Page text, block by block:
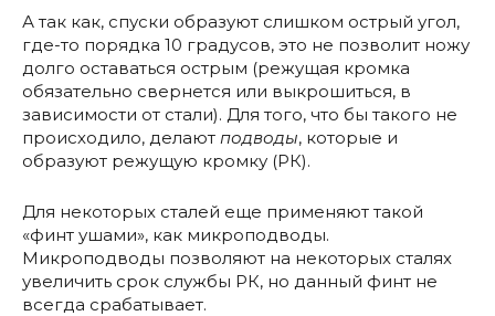
А так как, спуски образуют слишком острый угол,
где-то порядка 10 градусов, это не позволит ножу
долго оставаться острым (режущая кромка
обязательно свернется или выкрошиться, в
зависимости от стали). Для того, что бы такого не
происходило, делают подводы, которые и
образуют режущую кромку (РК).
Для некоторых сталей еще применяют такой
«финт ушами», как микроподводы.
Микроподводы позволяют на некоторых сталях
увеличить срок службы РК, но данный финт не
всегда срабатывает.